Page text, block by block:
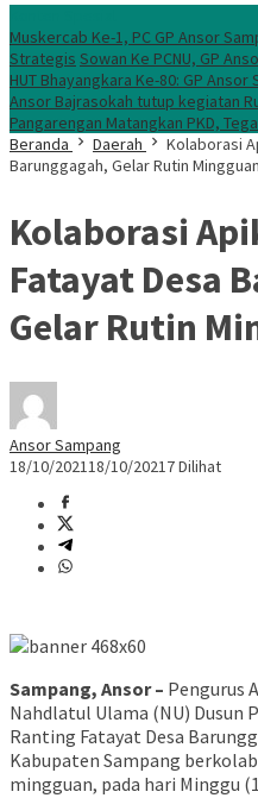
Muskercab Ke-1, PC GP Ansor
Strategis Sowan Ke PCNU, GP
HUT Bhayangkara Ke-80: GP
Ansor Bajrasokah tutup kegiatan
Pangarengan Matangkan PKD,
Beranda
Daerah
Kolaborasi
Barunggagah, Gelar Rutin Mingguan
Kolaborasi
Fatayat Desa
Gelar Rutin
Ansor Sampang
18/10/202118/10/20217 Dilihat
Sampang, Ansor – Pengurus
Nahdlatul Ulama (NU) Dusun
Ranting Fatayat Desa
Kabupaten Sampang
mingguan, pada hari Minggu